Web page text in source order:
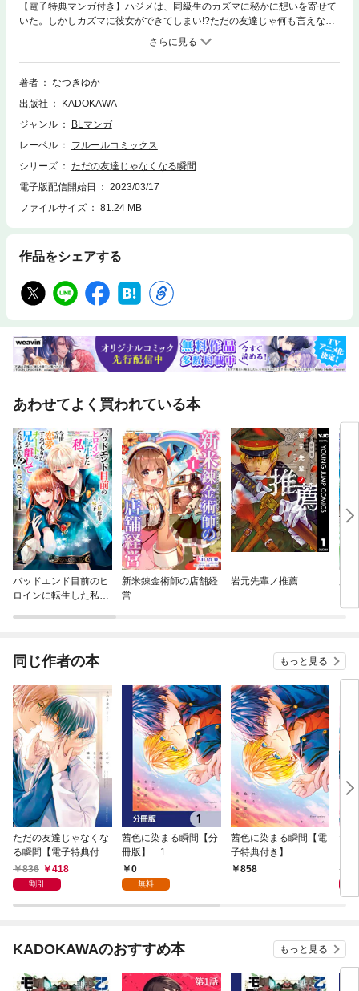
【電子特典マンガ付き】ハジメは、同級生のカズマに秘かに想いを寄せて
いた。しかしカズマに彼女ができてしまい!?ただの友達じゃ何も言えな
い。それなら……。想いを打ち明けたハジメにカズマは……。＊「これで
ただの友達にも戻れねーな」＊ＳＮＳで大人気のスクールＢＬが描き下ろ
しを加えて、待望のコミックス化！
著者
なつきゆか
出版社
KADOKAWA
ジャンル
BLマンガ
レーベル
フルールコミックス
シリーズ
ただの友達じゃなくなる瞬間
電子版配信開始日
2023/03/17
ファイルサイズ
81.24 MB
作品をシェアする
あわせてよく買われている本
バッドエンド目前のヒ
ロインに転生した私、
OMIC
新米錬金術師の店舗経
営
岩元先輩ノ推薦
い
同じ作者の本 もっと見る
ただの友達じゃなくな
る瞬間【電子特典付
き】836 418
割引
茜色に染まる瞬間【分
冊版】 1
0
無料
茜色に染まる瞬間【電
子特典付き】
858
た
漫
KADOKAWAのおすすめ本 もっと見る